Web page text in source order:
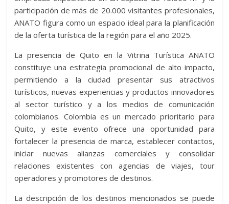
participación de más de 20.000 visitantes profesionales,
ANATO figura como un espacio ideal para la planificación
de la oferta turística de la región para el año 2025.
La presencia de Quito en la Vitrina Turística ANATO
constituye una estrategia promocional de alto impacto,
permitiendo a la ciudad presentar sus atractivos
turísticos, nuevas experiencias y productos innovadores
al sector turístico y a los medios de comunicación
colombianos. Colombia es un mercado prioritario para
Quito, y este evento ofrece una oportunidad para
fortalecer la presencia de marca, establecer contactos,
iniciar nuevas alianzas comerciales y consolidar
relaciones existentes con agencias de viajes, tour
operadores y promotores de destinos.
La descripción de los destinos mencionados se puede